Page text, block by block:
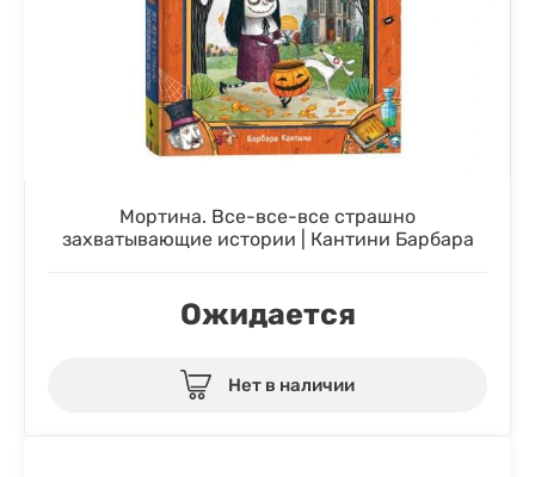
Мортина. Все-все-все страшно
захватывающие истории | Кантини Барбара
Ожидается
Нет в наличии